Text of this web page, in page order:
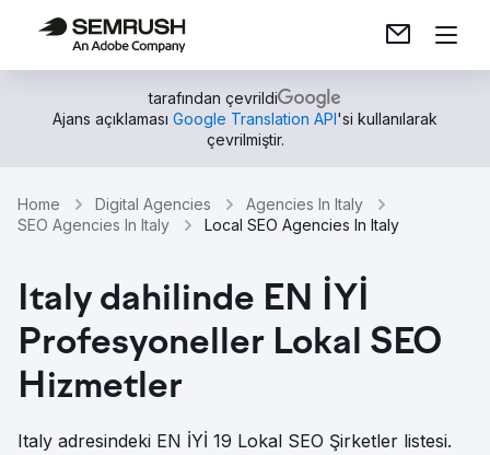
tarafından çevrildi
Ajans açıklaması Google Translation API'si kullanılarak
çevrilmiştir.
Home Digital Agencies
Agencies In Italy
SEO Agencies In Italy
Local SEO Agencies In Italy
Italy dahilinde EN İYİ
Profesyoneller Lokal SEO
Hizmetler
Italy adresindeki EN İYİ 19 Lokal SEO Şirketler listesi.